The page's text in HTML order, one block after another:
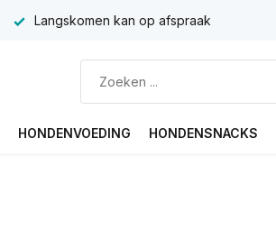
Langskomen kan op afspraak
HONDENVOEDING HONDENSNACKS